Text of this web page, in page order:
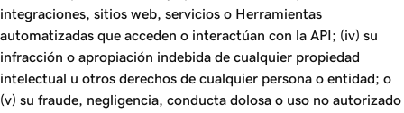
integraciones, sitios web, servicios o Herramientas
automatizadas que acceden o interactúan con la API; (iv) su
infracción o apropiación indebida de cualquier propiedad
intelectual u otros derechos de cualquier persona o entidad; o
(v) su fraude, negligencia, conducta dolosa o uso no autorizado